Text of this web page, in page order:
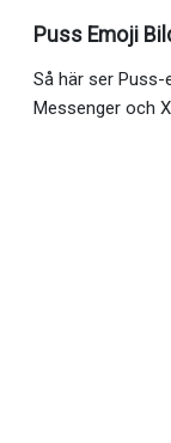
Puss Emoji
Så här ser Puss-
Messenger och